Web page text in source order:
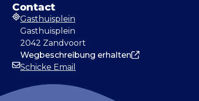
Contact
Adresse
Gasthuisplein
Gasthuisplein
2042 Zandvoort
Wegbeschreibung erhalten
Schicke Email